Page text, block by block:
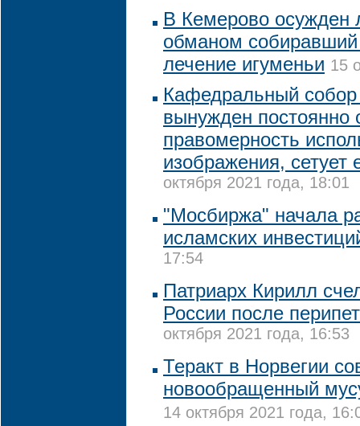
В Кемерово осужден
обманом
лечение игуменьи 15
Кафедральный собор
вынужден постоянно
правомерность
изображения, сетует
октября 2021 года, 18:01
"Мосбиржа" начала
исламских
17:54
Патриарх Кирилл
России после
октября 2021 года, 16:53
Теракт в Норвегии
новообращенный
14 октября 2021 года,